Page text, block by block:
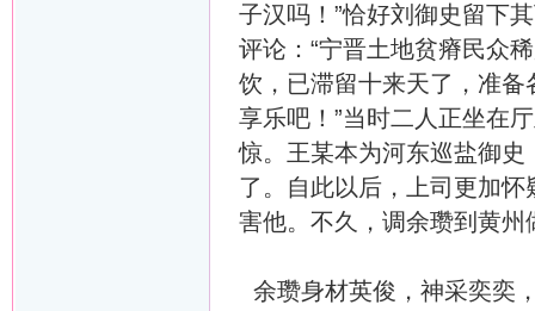
子汉吗！”恰好刘御史留下
评论：“宁晋土地贫瘠民众
饮，已滞留十来天了，准备
享乐吧！”当时二人正坐在
惊。王某本为河东巡盐御
了。自此以后，上司更加
害他。不久，调余瓒到黄
余瓒身材英俊，神采奕奕